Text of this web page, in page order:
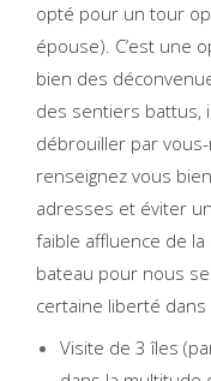
opté pour un tour
épouse). C’est une
bien des
des sentiers battus,
débrouiller par
renseignez vous
adresses et éviter
faible affluence de la
bateau pour nous
certaine liberté dans
Visite de 3 îles